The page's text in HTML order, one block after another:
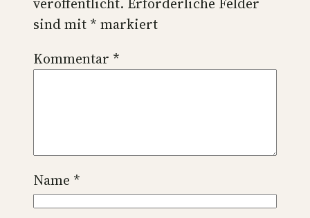
sind mit * markiert
Kommentar *
Name *